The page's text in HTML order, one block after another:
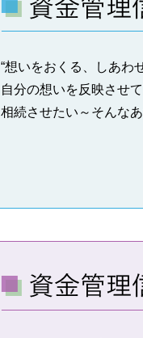
“想いをおくる、しあわ
自分の想いを反映させ
相続させたい～そんな